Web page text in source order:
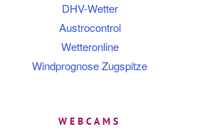
DHV-Wetter
Austrocontrol
Wetteronline
Windprognose Zugspitze
WEBCAMS